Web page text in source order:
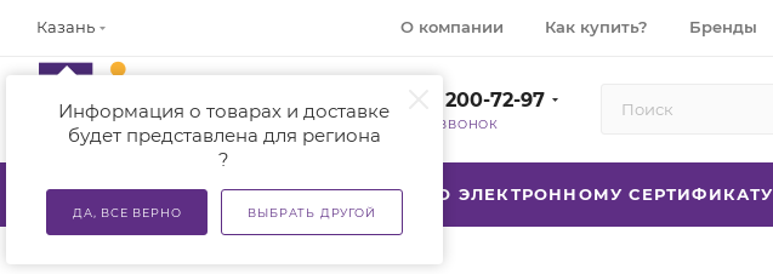
Казань
Информация о товарах и доставке
будет представлена для региона
?
ДА, ВСЕ ВЕРНО ВЫБРАТЬ ДРУГОЙ
О компании Как купить? Бренды
+7 (800) 200-72-97
ЗАКАЗАТЬ ЗВОНОК
КАТАЛОГ АКЦИИ ТСР ПО ЭЛЕКТРОННОМУ СЕРТИФИКАТУ